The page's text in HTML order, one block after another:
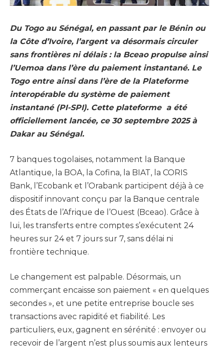
Du Togo au Sénégal, en passant par le Bénin ou
la Côte d’Ivoire, l’argent va désormais circuler
sans frontières ni délais : la Bceao propulse ainsi
l’Uemoa dans l’ère du paiement instantané. Le
Togo entre ainsi dans l’ère de la Plateforme
interopérable du système de paiement
instantané (PI-SPI). Cette plateforme a été
officiellement lancée, ce 30 septembre 2025 à
Dakar au Sénégal.
7 banques togolaises, notamment la Banque
Atlantique, la BOA, la Cofina, la BIAT, la CORIS
Bank, l’Ecobank et l’Orabank participent déjà à ce
dispositif innovant conçu par la Banque centrale
des États de l’Afrique de l’Ouest (Bceao). Grâce à
lui, les transferts entre comptes s’exécutent 24
heures sur 24 et 7 jours sur 7, sans délai ni
frontière technique.
Le changement est palpable. Désormais, un
commerçant encaisse son paiement « en quelques
secondes », et une petite entreprise boucle ses
transactions avec rapidité et fiabilité. Les
particuliers, eux, gagnent en sérénité : envoyer ou
recevoir de l’argent n’est plus soumis aux lenteurs